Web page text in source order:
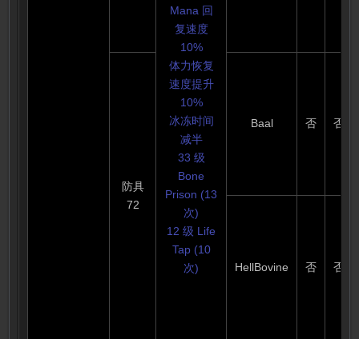
Mana 回
复速度
10%
体力恢复
速度提升
10%
冰冻时间
减半
33 级
Bone
Prison (13
次)
12 级 Life
Tap (10
次)
防具
72
Baal 否 否
HellBovine 否 否